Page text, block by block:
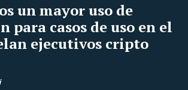
un mayor uso de
para casos de uso en el
ejecutivos cripto